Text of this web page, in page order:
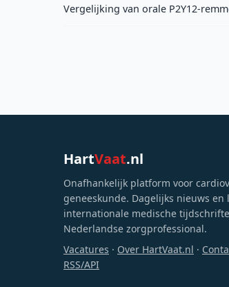
Vergelijking van orale P2Y12-
HartVaat.nl
Onafhankelijk platform voor
geneeskunde. Dagelijks nieuws
internationale medische
Nederlandse zorgprofessional.
Vacatures · Over HartVaat.nl ·
RSS/API